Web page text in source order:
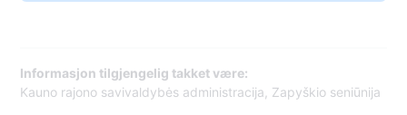
Informasjon tilgjengelig takket være:
Kauno rajono savivaldybės administracija, Zapyškio seniūnija